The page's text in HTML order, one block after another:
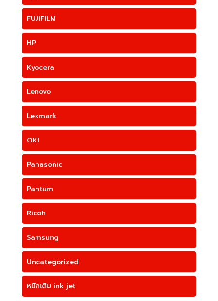
FUJIFILM
HP
Kyocera
Lenovo
Lexmark
OKI
Panasonic
Pantum
Ricoh
Samsung
Uncategorized
หมึกเติม ink jet